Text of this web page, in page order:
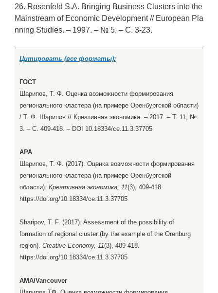
26. Rosenfeld S.A. Bringing Business Clusters into the
Mainstream of Economic Development // European Pla
nning Studies. – 1997. – № 5. – С. 3-23.
Цитировать (все форматы):
ГОСТ
Шарипов, Т. Ф. Оценка возможности формирования
регионального кластера (на примере Оренбургской области)
/ Т. Ф. Шарипов // Креативная экономика. – 2017. – Т. 11, №
3. – С. 409-418. – DOI 10.18334/ce.11.3.37705
APA
Шарипов, Т. Ф. (2017). Оценка возможности формирования
регионального кластера (на примере Оренбургской
области). Креативная экономика, 11(3), 409-418.
https://doi.org/10.18334/ce.11.3.37705
Sharipov, T. F. (2017). Assessment of the possibility of
formation of regional cluster (by the example of the Orenburg
region). Creative Economy, 11(3), 409-418.
https://doi.org/10.18334/ce.11.3.37705
AMA/Vancouver